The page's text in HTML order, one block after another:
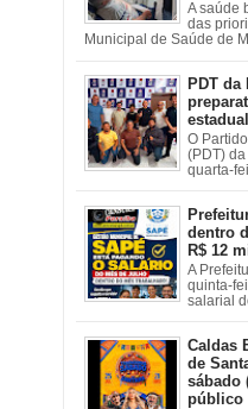
A saúde
das
Municipal de Saúde de
PDT
estadual
O
(PDT)
quarta-
dentro
R$ 12
A
quinta-
salarial
Caldas
de
sábado
público